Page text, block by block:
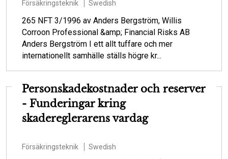
Försäkringsteknik Swedish
265 NFT 3/1996 av Anders Bergström, Willis
Corroon Professional &amp; Financial Risks AB
Anders Bergström I ett allt tuffare och mer
internationellt samhälle ställs högre kr...
Personskadekostnader och reserver
- Funderingar kring
skadereglerarens vardag
Försäkringsteknik Swedish